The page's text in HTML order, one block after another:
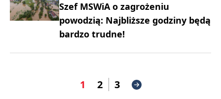
Szef MSWiA o zagrożeniu
powodzią: Najbliższe godziny będą
bardzo trudne!
1 2 3